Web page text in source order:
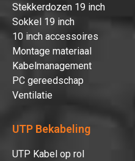
Stekkerdozen 19 inch
Sokkel 19 inch
10 inch accessoires
Montage materiaal
Kabelmanagement
PC gereedschap
Ventilatie
UTP Bekabeling
UTP Kabel op rol